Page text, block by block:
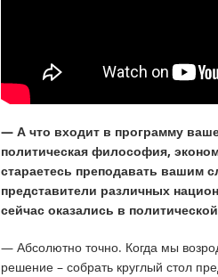
— А что входит в программу
политическая философия,
стараетесь преподавать вашим
представители различных
сейчас оказались в
— Абсолютно точно. Когда мы
решение – собрать круглый стол